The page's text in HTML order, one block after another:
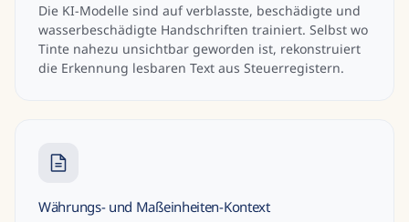
Die KI-Modelle sind auf verblasste, beschädigte und
wasserbeschädigte Handschriften trainiert. Selbst wo
Tinte nahezu unsichtbar geworden ist, rekonstruiert
die Erkennung lesbaren Text aus Steuerregistern.
Währungs- und Maßeinheiten-Kontext